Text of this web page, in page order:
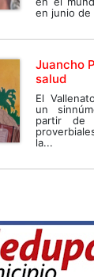
en junio de
Juancho
salud
El
un
partir de
la...